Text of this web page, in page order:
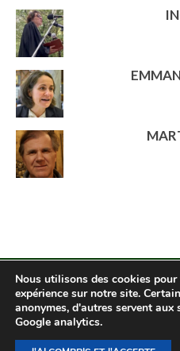
Droits réservés 2026 -
Mentions légales et
Nous utilisons des cookies
expérience sur notre site.
anonymes, d'autres servent
Google analytics.